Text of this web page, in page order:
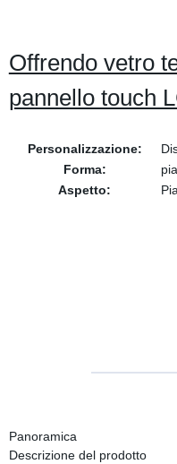
Offrendo vetro
pannello touch
Personalizzazione:
Forma:
Aspetto:
Panoramica
Descrizione del prodotto